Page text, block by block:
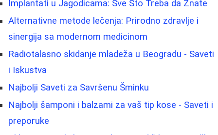
Implantati u Jagodicama: Sve Što Treba da Znate
Alternativne metode lečenja: Prirodno zdravlje i
sinergija sa modernom medicinom
Radiotalasno skidanje mladeža u Beogradu - Saveti
i Iskustva
Najbolji Saveti za Savršenu Šminku
Najbolji šamponi i balzami za vaš tip kose - Saveti i
preporuke